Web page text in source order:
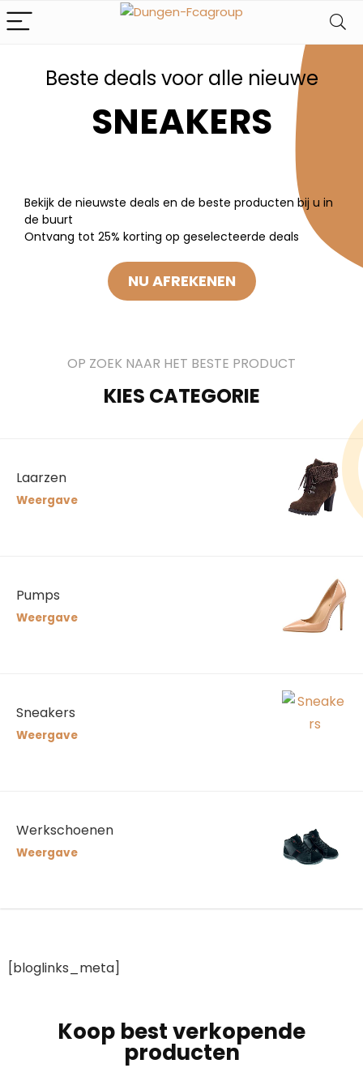
Beste deals voor alle nieuwe
SNEAKERS
Bekijk de nieuwste deals en de beste producten bij u in
de buurt
Ontvang tot 25% korting op geselecteerde deals
NU AFREKENEN
OP ZOEK NAAR HET BESTE PRODUCT
KIES CATEGORIE
Laarzen
Weergave
Pumps
Weergave
Sneakers
Weergave
Werkschoenen
Weergave
[bloglinks_meta]
Koop best verkopende
producten